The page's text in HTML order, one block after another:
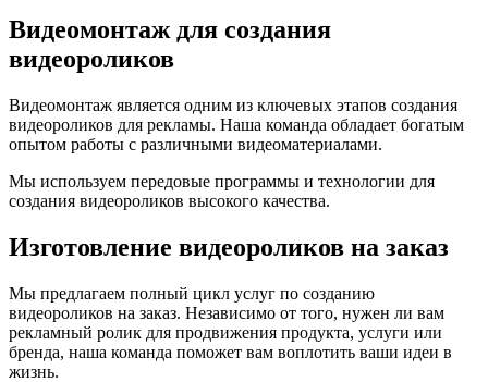
Видеомонтаж для создания
видеороликов
Видеомонтаж является одним из ключевых этапов создания
видеороликов для рекламы. Наша команда обладает богатым
опытом работы с различными видеоматериалами.
Мы используем передовые программы и технологии для
создания видеороликов высокого качества.
Изготовление видеороликов на заказ
Мы предлагаем полный цикл услуг по созданию
видеороликов на заказ. Независимо от того, нужен ли вам
рекламный ролик для продвижения продукта, услуги или
бренда, наша команда поможет вам воплотить ваши идеи в
жизнь.